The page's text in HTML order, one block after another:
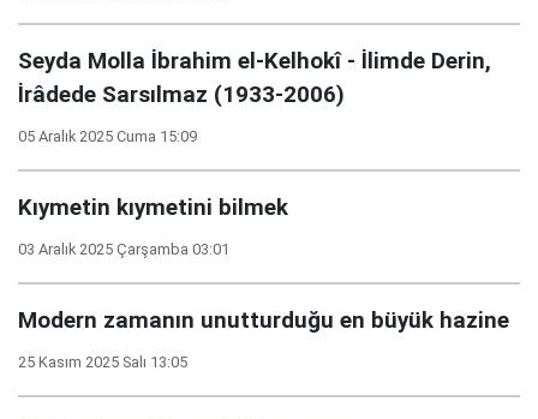
Seyda Molla İbrahim el-Kelhokî - İlimde Derin,
İrâdede Sarsılmaz (1933-2006)
05 Aralık 2025 Cuma 15:09
Kıymetin kıymetini bilmek
03 Aralık 2025 Çarşamba 03:01
Modern zamanın unutturduğu en büyük hazine
25 Kasım 2025 Salı 13:05